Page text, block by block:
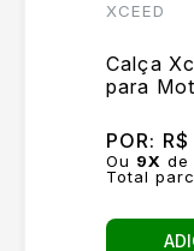
XCEED
Calça
para
POR:
Ou 9X de
Total